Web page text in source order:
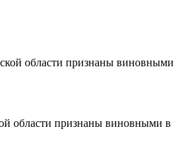
области признаны виновными в